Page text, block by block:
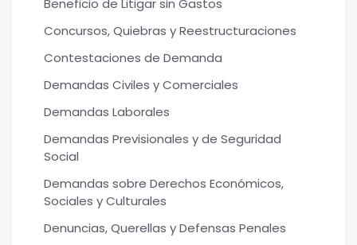
Beneficio de Litigar sin Gastos
Concursos, Quiebras y Reestructuraciones
Contestaciones de Demanda
Demandas Civiles y Comerciales
Demandas Laborales
Demandas Previsionales y de Seguridad
Social
Demandas sobre Derechos Económicos,
Sociales y Culturales
Denuncias, Querellas y Defensas Penales